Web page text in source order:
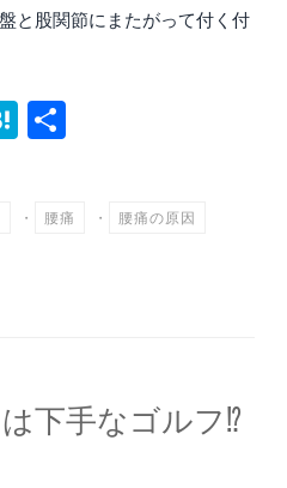
と股関節にまたがって付く付
H
a・ 腰痛 ・ 腰痛の原因
下手なゴルフ⁉︎